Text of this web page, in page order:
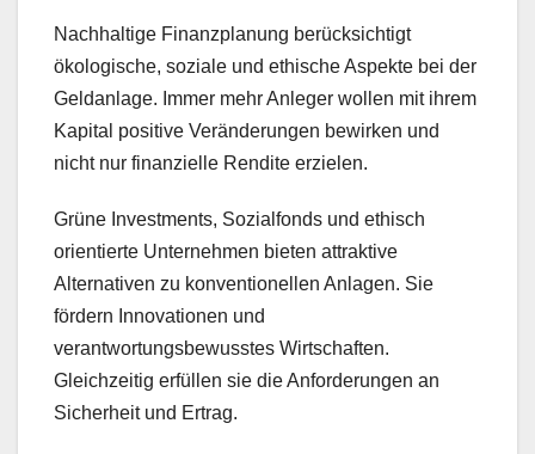
Nachhaltige Finanzplanung berücksichtigt
ökologische, soziale und ethische Aspekte bei der
Geldanlage. Immer mehr Anleger wollen mit ihrem
Kapital positive Veränderungen bewirken und
nicht nur finanzielle Rendite erzielen.
Grüne Investments, Sozialfonds und ethisch
orientierte Unternehmen bieten attraktive
Alternativen zu konventionellen Anlagen. Sie
fördern Innovationen und
verantwortungsbewusstes Wirtschaften.
Gleichzeitig erfüllen sie die Anforderungen an
Sicherheit und Ertrag.